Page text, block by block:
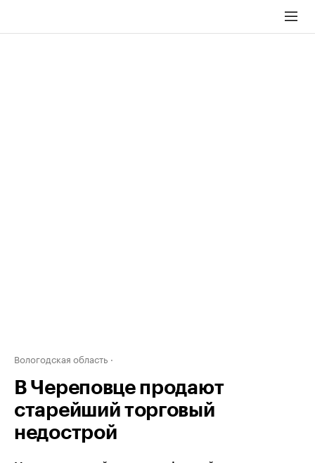
Вологодская область
В Череповце продают
старейший торговый
недострой